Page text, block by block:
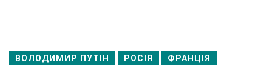
ВОЛОДИМИР ПУТІН РОСІЯ ФРАНЦІЯ